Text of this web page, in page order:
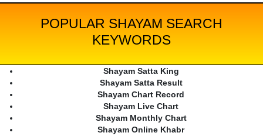
POPULAR SHAYAM SEARCH
KEYWORDS
Shayam Satta King
Shayam Satta Result
Shayam Chart Record
Shayam Live Chart
Shayam Monthly Chart
Shayam Online Khabr